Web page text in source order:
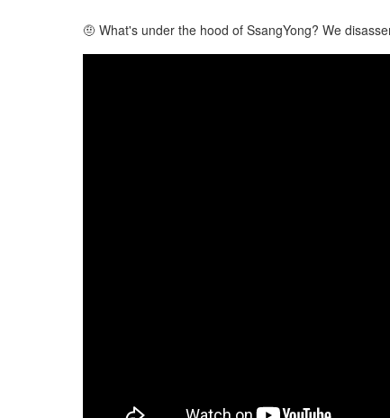
🤨 What's under the hood of SsangYong? We